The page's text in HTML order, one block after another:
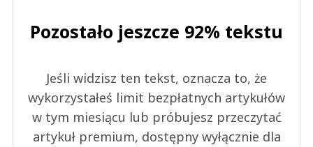
Pozostało jeszcze 92% tekstu
Jeśli widzisz ten tekst, oznacza to, że
wykorzystałeś limit bezpłatnych artykułów
w tym miesiącu lub próbujesz przeczytać
artykuł premium, dostępny wyłącznie dla